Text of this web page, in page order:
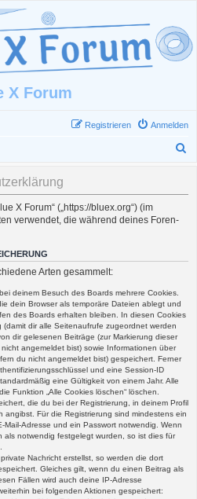
X Forum
Anmelden
Registrieren
X Forum“ („https://bluex.org“) (im
verwendet, die während deines Foren-
Arten gesammelt:
deinem Besuch des Boards mehrere Cookies.
dein Browser als temporäre Dateien ablegt und
des Boards erhalten bleiben. In diesen Cookies
dir alle Seitenaufrufe zugeordnet werden
dir gelesenen Beiträge (zur Markierung dieser
angemeldet bist) sowie Informationen über
du nicht angemeldet bist) gespeichert. Ferner
und eine Session-ID
eine Gültigkeit von einem Jahr. Alle
Funktion „Alle Cookies löschen“ löschen.
die du bei der Registrierung, in deinem Profil
angibst. Für die Registrierung sind mindestens ein
Adresse und ein Passwort notwendig. Wenn
als notwendig festgelegt wurden, so ist dies für
Nachricht erstellst, so werden die dort
Gleiches gilt, wenn du einen Beitrag als
Fällen wird auch deine IP-Adresse
bei folgenden Aktionen gespeichert: